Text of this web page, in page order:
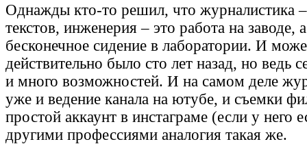
Однажды кто-то решил, что журналистика –
текстов, инженерия – это работа на заводе,
бесконечное сидение в лаборатории. И
действительно было сто лет назад, но ведь
и много возможностей. И на самом деле
уже и ведение канала на ютубе, и съемки
простой аккаунт в инстаграме (если у него
другими профессиями аналогия такая же.